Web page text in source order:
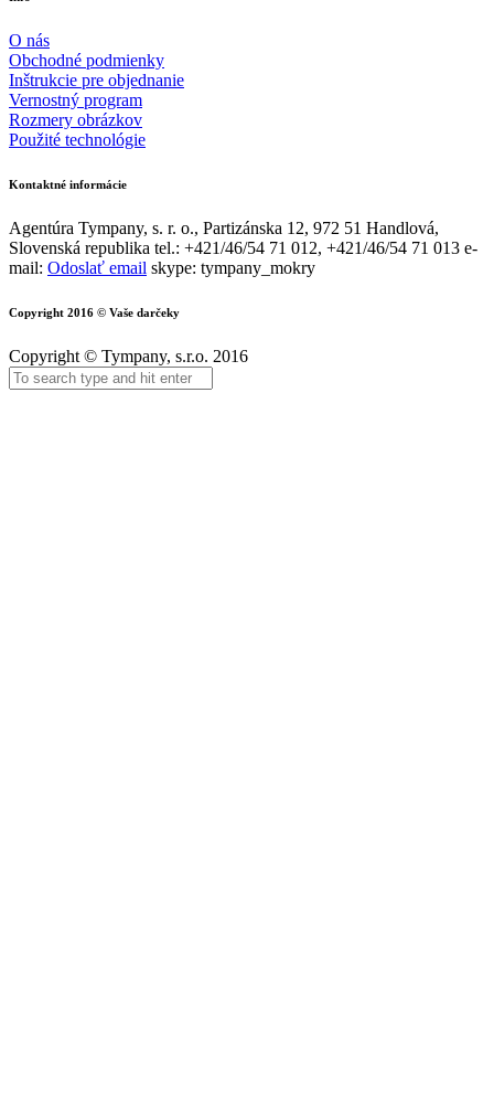
O nás
Obchodné podmienky
Inštrukcie pre objednanie
Vernostný program
Rozmery obrázkov
Použité technológie
Kontaktné informácie
Agentúra Tympany, s. r. o., Partizánska 12, 972 51 Handlová,
Slovenská republika tel.: +421/46/54 71 012, +421/46/54 71 013 e-
mail: Odoslať email skype: tympany_mokry
Copyright 2016 © Vaše darčeky
Copyright © Tympany, s.r.o. 2016